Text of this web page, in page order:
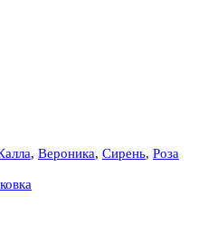
, Вероника, Сирень, Роза